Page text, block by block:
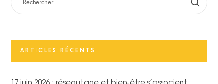
ARTICLES RÉCENTS
17 juin 2026 : réseautage et bien-être s’associent